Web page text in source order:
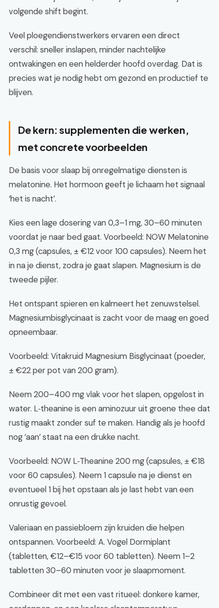
volgende shift begint.
Veel ploegendienstwerkers ervaren een direct
verschil: sneller inslapen, minder nachtelijke
ontwakingen en een helderder hoofd overdag. Dat is
precies wat je nodig hebt om gezond en productief te
blijven.
De kern: supplementen die werken,
met concrete voorbeelden
De basis voor slaap bij onregelmatige diensten is
melatonine. Het hormoon geeft je lichaam het signaal
‘het is nacht’.
Kies een lage dosering van 0,3–1 mg, 30–60 minuten
voordat je naar bed gaat. Voorbeeld: NOW Melatonine
0,3 mg (capsules, ± €12 voor 100 capsules). Neem het
in na je dienst, zodra je gaat slapen. Magnesium is de
tweede pijler.
Het ontspant spieren en kalmeert het zenuwstelsel.
Magnesiumbisglycinaat is zacht voor de maag en goed
opneembaar.
Voorbeeld: Vitakruid Magnesium Bisglycinaat (poeder,
± €22 per pot van 200 gram).
Neem 200–400 mg vlak voor het slapen, opgelost in
water. L‑theanine is een aminozuur uit groene thee dat
rustig maakt zonder suf te maken. Handig als je hoofd
nog ‘aan’ staat na een drukke nacht.
Voorbeeld: NOW L‑Theanine 200 mg (capsules, ± €18
voor 60 capsules). Neem 1 capsule na je dienst en
eventueel 1 bij het opstaan als je last hebt van een
onrustig gevoel.
Valeriaan en passiebloem zijn kruiden die helpen
ontspannen. Voorbeeld: A. Vogel Dormiplant
(tabletten, €12–€15 voor 60 tabletten). Neem 1–2
tabletten 30–60 minuten voor je slaapmoment.
Combineer dit met een vast ritueel: donkere kamer,